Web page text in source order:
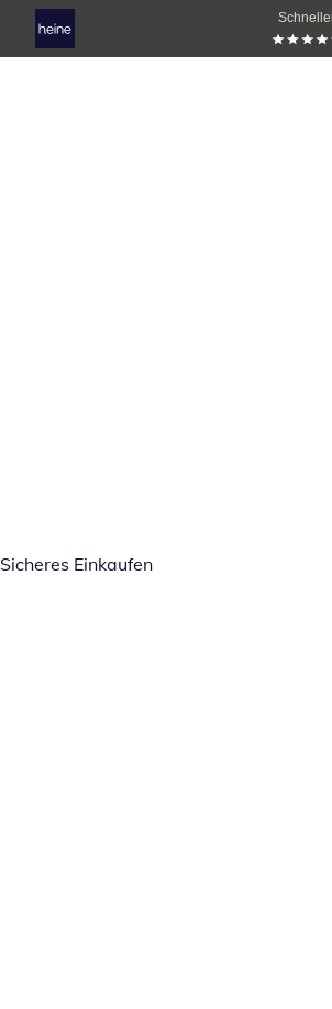
Sicheres Einkaufen